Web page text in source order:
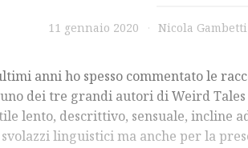
11 gennaio 2020 Nicola Gambetti
anni ho spesso commentato le
dei tre grandi autori di Weird
lento, descrittivo, sensuale, incline
linguistici ma anche per la